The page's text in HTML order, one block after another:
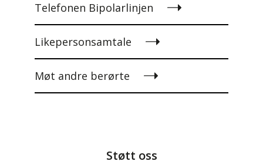
Telefonen Bipolarlinjen
Likepersonsamtale
Møt andre berørte
Støtt oss